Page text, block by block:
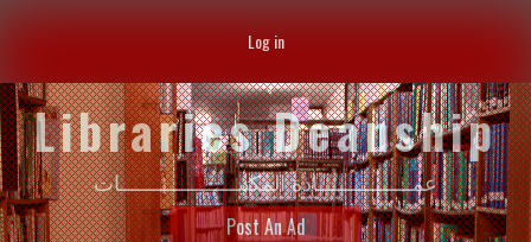
Log in
Libraries Deanship
عمــــــــــــــــادة المكتبــــــــــــــــــــات
Post An Ad